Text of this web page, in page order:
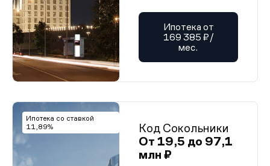
Ипотека от
169 385 ₽/
мес.
Ипотека со ставкой
11,89%
Код Сокольники
От 19,5 до 97,1
млн ₽